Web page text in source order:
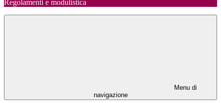
Regolamenti e modulistica
Menu di
navigazione